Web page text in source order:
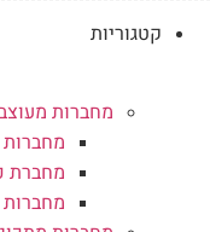
קטגוריות
מחברות
מחברות
מחברת